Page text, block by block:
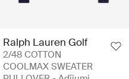
Ralph Lauren Golf
2/48 COTTON
COOLMAX SWEATER